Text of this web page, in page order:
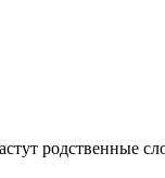
родственные